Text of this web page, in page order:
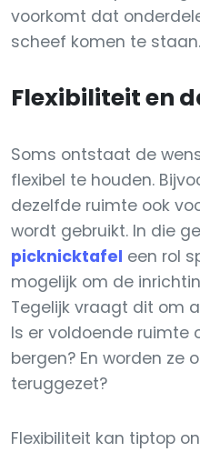
voorkomt dat
scheef komen te staan.
Flexibiliteit en
Soms ontstaat de
flexibel te houden.
dezelfde ruimte ook
wordt gebruikt. In die
picknicktafel een rol
mogelijk om de
Tegelijk vraagt dit om
Is er voldoende ruimte
bergen? En worden ze
teruggezet?
Flexibiliteit kan tiptop